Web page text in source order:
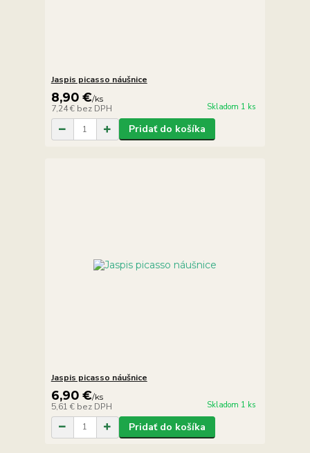
Jaspis picasso náušnice
8,90 €/ks
7,24 € bez DPH Skladom 1 ks
Pridať do košíka
Jaspis picasso náušnice
6,90 €/ks
5,61 € bez DPH Skladom 1 ks
Pridať do košíka